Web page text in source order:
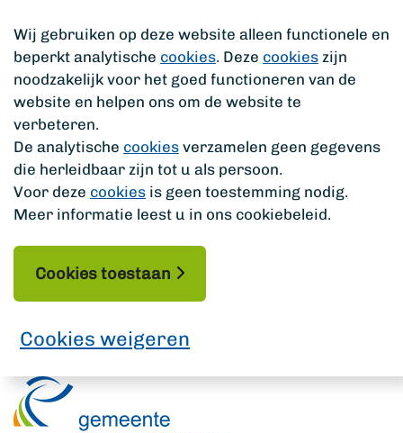
Wij gebruiken op deze website alleen functionele en
beperkt analytische cookies. Deze cookies zijn
noodzakelijk voor het goed functioneren van de
website en helpen ons om de website te
verbeteren.
De analytische cookies verzamelen geen gegevens
die herleidbaar zijn tot u als persoon.
Voor deze cookies is geen toestemming nodig.
Meer informatie leest u in ons cookiebeleid.
Cookies toestaan
Cookies weigeren